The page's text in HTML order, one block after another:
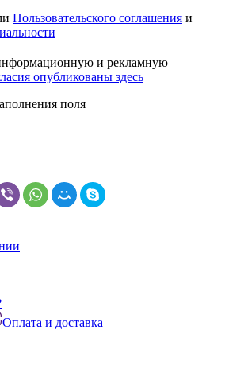
Пользовательского соглашения и
и рекламную
опубликованы здесь
поля
Оплата и доставка